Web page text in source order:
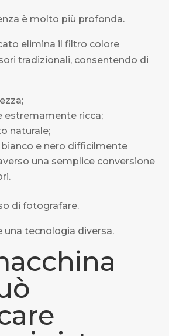
è molto più profonda.
elimina il filtro colore
tradizionali, consentendo di
estremamente ricca;
naturale;
e nero difficilmente
una semplice conversione
di fotografare.
una tecnologia diversa.